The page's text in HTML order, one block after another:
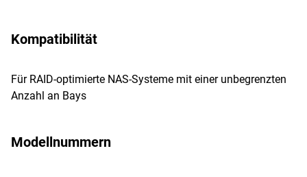
Kompatibilität
Für RAID-optimierte NAS-Systeme mit einer unbegrenzten
Anzahl an Bays
Modellnummern